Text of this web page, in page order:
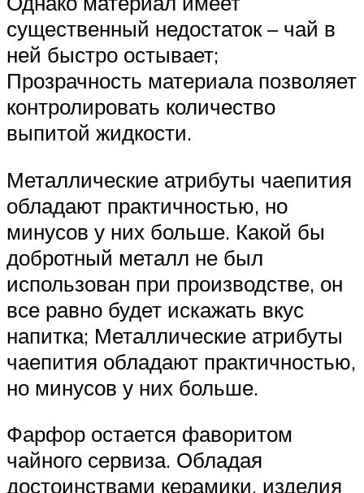
существенный недостаток – чай в
ней быстро остывает;
Прозрачность материала позволяет
контролировать количество
выпитой жидкости.
Металлические атрибуты чаепития
обладают практичностью, но
минусов у них больше. Какой бы
добротный металл не был
использован при производстве, он
все равно будет искажать вкус
напитка; Металлические атрибуты
чаепития обладают практичностью,
но минусов у них больше.
Фарфор остается фаворитом
чайного сервиза. Обладая
достоинствами керамики, изделия